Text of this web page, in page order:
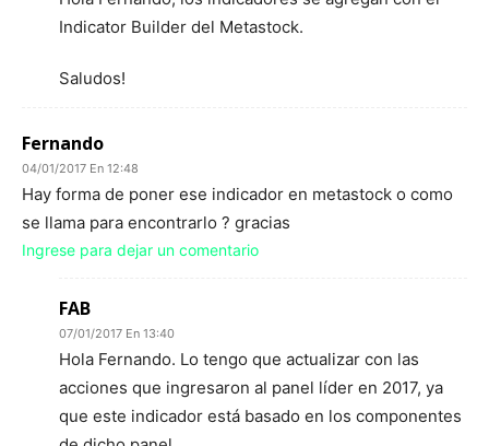
Indicator Builder del Metastock.
Saludos!
Fernando
04/01/2017 En 12:48
Hay forma de poner ese indicador en metastock o como
se llama para encontrarlo ? gracias
Ingrese para dejar un comentario
FAB
07/01/2017 En 13:40
Hola Fernando. Lo tengo que actualizar con las
acciones que ingresaron al panel líder en 2017, ya
que este indicador está basado en los componentes